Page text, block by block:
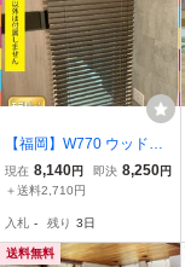
【福岡】W770 ウッドブ
ラインド ブラインド◆ T
OSO◆ TM-3404◆ 壁面
930 D50 モデルR展示設
置品◆cr3086_Yt
現在 8,140円 即決 8,250円
＋送料2,710円
入札 - 残り 3日
送料無料